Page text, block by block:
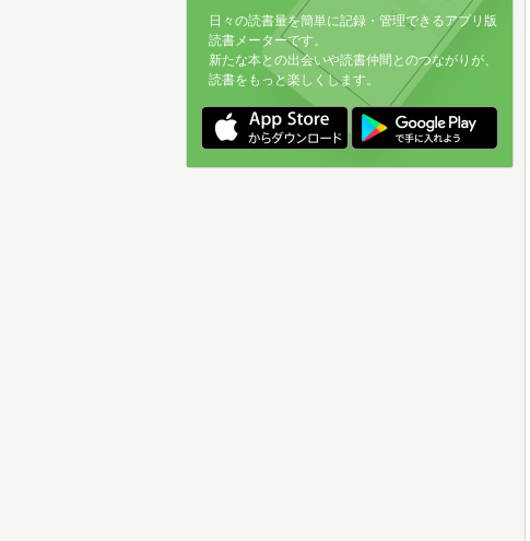
日々の読書量を簡単に記録・管理できるアプリ版
読書メーターです。
新たな本との出会いや読書仲間とのつながりが、
読書をもっと楽しくします。